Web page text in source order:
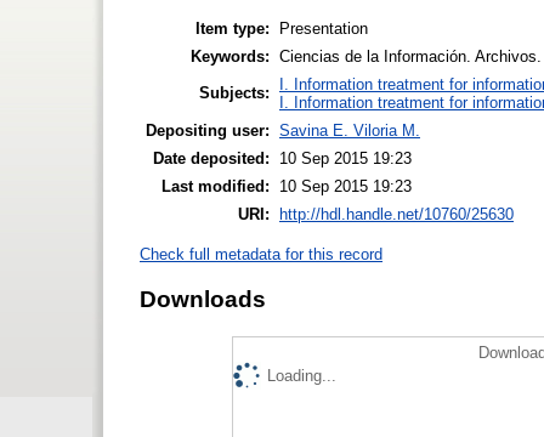
Item type:
Presentation
Keywords: Ciencias de la Información.
Subjects:
I. Information treatment for
I. Information treatment for
Depositing user: Savina E. Viloria M.
Date deposited:
10 Sep 2015 19:23
Last modified:
10 Sep 2015 19:23
URI:
http://hdl.handle.net/10760/25630
Check full metadata for this record
Downloads
Loading...